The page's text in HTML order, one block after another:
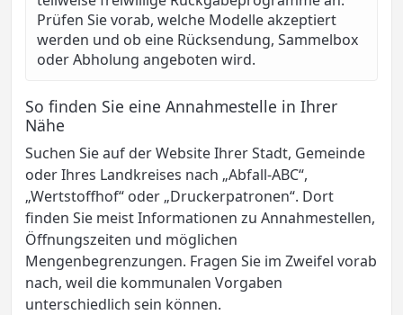
Prüfen Sie vorab, welche Modelle akzeptiert
werden und ob eine Rücksendung, Sammelbox
oder Abholung angeboten wird.
So finden Sie eine Annahmestelle in Ihrer
Nähe
Suchen Sie auf der Website Ihrer Stadt, Gemeinde
oder Ihres Landkreises nach „Abfall-ABC“,
„Wertstoffhof“ oder „Druckerpatronen“. Dort
finden Sie meist Informationen zu Annahmestellen,
Öffnungszeiten und möglichen
Mengenbegrenzungen. Fragen Sie im Zweifel vorab
nach, weil die kommunalen Vorgaben
unterschiedlich sein können.